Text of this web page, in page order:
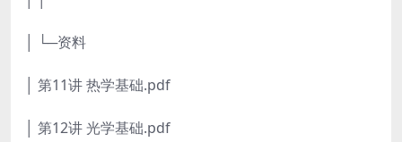
│ └─资料
│ 第11讲 热学基础.pdf
│ 第12讲 光学基础.pdf